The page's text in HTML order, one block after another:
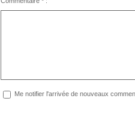
Me notifier l'arrivée de nouveaux